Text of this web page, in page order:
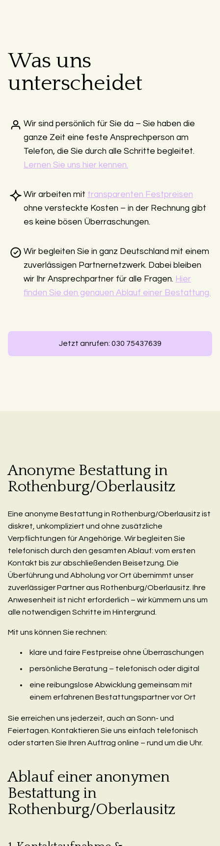
Was uns
unterscheidet
Wir sind persönlich für Sie da – Sie haben die
ganze Zeit eine feste Ansprechperson am
Telefon, die Sie durch alle Schritte begleitet.
Lernen Sie uns hier kennen.
Wir arbeiten mit transparenten Festpreisen
ohne versteckte Kosten – in der Rechnung gibt
es keine bösen Überraschungen.
Wir begleiten Sie in ganz Deutschland mit einem
zuverlässigen Partnernetzwerk. Dabei bleiben
wir Ihr Ansprechpartner für alle Fragen. Hier
finden Sie den genauen Ablauf einer Bestattung.
Jetzt anrufen: 030 75437639
Anonyme Bestattung in
Rothenburg/Oberlausitz
Eine anonyme Bestattung in Rothenburg/Oberlausitz ist
diskret, unkompliziert und ohne zusätzliche
Verpflichtungen für Angehörige. Wir begleiten Sie
telefonisch durch den gesamten Ablauf: vom ersten
Kontakt bis zur abschließenden Beisetzung. Die
Überführung und Abholung vor Ort übernimmt unser
zuverlässiger Partner aus Rothenburg/Oberlausitz. Ihre
Anwesenheit ist nicht erforderlich – wir kümmern uns um
alle notwendigen Schritte im Hintergrund.
Mit uns können Sie rechnen:
klare und faire Festpreise ohne Überraschungen
persönliche Beratung – telefonisch oder digital
eine reibungslose Abwicklung gemeinsam mit
einem erfahrenen Bestattungspartner vor Ort
Sie erreichen uns jederzeit, auch an Sonn- und
Feiertagen. Kontaktieren Sie uns einfach telefonisch
oder starten Sie Ihren Auftrag online – rund um die Uhr.
Ablauf einer anonymen
Bestattung in
Rothenburg/Oberlausitz